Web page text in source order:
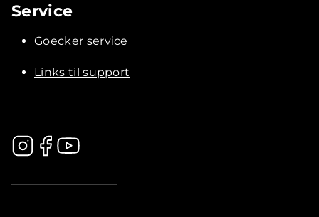
Service
Goecker service
Links til support